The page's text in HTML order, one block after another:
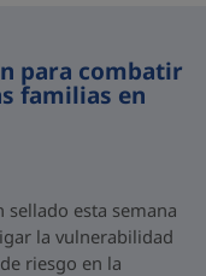
para combatir
familias en
sellado esta semana
la vulnerabilidad
riesgo en la